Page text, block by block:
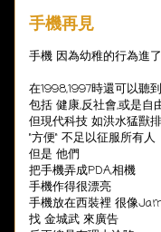
手機再見
手機 因為幼稚的行為進
在1998,1997時還可以聽
包括 健康,反社會,或是自
但現代科技 如洪水猛獸
"方便" 不足以征服所有人
但是 他們
把手機弄成PDA,相機
手機作得很漂亮
手機放在西裝裡 很像
找 金城武 來廣告